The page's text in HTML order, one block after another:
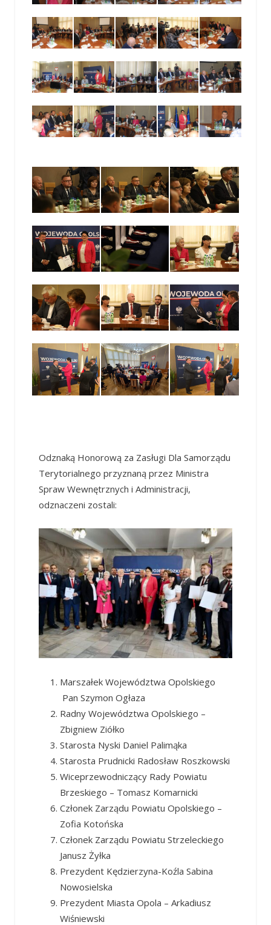
Odznaką Honorową za Zasługi Dla Samorządu
Terytorialnego przyznaną przez Ministra
Spraw Wewnętrznych i Administracji,
odznaczeni zostali:
Marszałek Województwa Opolskiego
Pan Szymon Ogłaza
Radny Województwa Opolskiego –
Zbigniew Ziółko
Starosta Nyski Daniel Palimąka
Starosta Prudnicki Radosław Roszkowski
Wiceprzewodniczący Rady Powiatu
Brzeskiego – Tomasz Komarnicki
Członek Zarządu Powiatu Opolskiego –
Zofia Kotońska
Członek Zarządu Powiatu Strzeleckiego
Janusz Żyłka
Prezydent Kędzierzyna-Koźla Sabina
Nowosielska
Prezydent Miasta Opola – Arkadiusz
Wiśniewski